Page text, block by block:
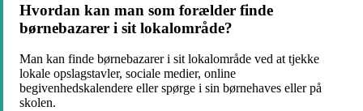
Hvordan kan man som forælder finde
børnebazarer i sit lokalområde?
Man kan finde børnebazarer i sit lokalområde ved at tjekke
lokale opslagstavler, sociale medier, online
begivenhedskalendere eller spørge i sin børnehaves eller på
skolen.